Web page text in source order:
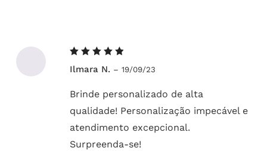
5de 5
Ilmara N. – 19/09/23
Brinde personalizado de alta
qualidade! Personalização impecável e
atendimento excepcional.
Surpreenda-se!